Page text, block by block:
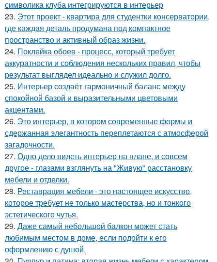
символика клуба интегрируются в интерьер
23. Этот проект - квартира для студентки консерватории,
где каждая деталь продумана под компактное
пространство и активный образ жизни.
24. Поклейка обоев - процесс, который требует
аккуратности и соблюдения нескольких правил, чтобы
результат выглядел идеально и служил долго.
25. Интерьер создаёт гармоничный баланс между
спокойной базой и выразительными цветовыми
акцентами.
26. Это интерьер, в котором современные формы и
сдержанная элегантность переплетаются с атмосферой
загадочности.
27. Одно дело видеть интерьер на плане, и совсем
другое - глазами взглянуть на "Живую" расстановку
мебели и отделки.
28. Реставрация мебели - это настоящее искусство,
которое требует не только мастерства, но и тонкого
эстетического чутья.
29. Даже самый небольшой балкон может стать
любимым местом в доме, если подойти к его
оформлению с душой.